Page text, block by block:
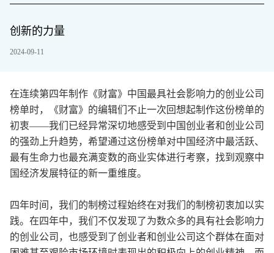
创新的力量
2024-09-11
在连续第四年制作《财富》中国最具社会影响力的创业公司
榜单时，《财富》的编辑们不止一次回想起制作这份榜单的
初衷——我们已经异常深切地感受到中国创业者和创业公司
的强劲上升趋势，希望通过这份榜单对中国经济中最活跃、
最有生命力也最充满变数的商业实体进行考察，找到观察中
国经济发展特征的新一重维度。
四年时间，我们的制榜过程始终在对我们的制榜初衷加以实
践。在四年中，我们不仅发现了为数众多的具有社会影响力
的创业公司，也感受到了创业者和创业公司这个群体在面对